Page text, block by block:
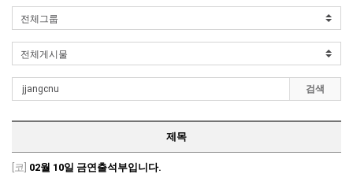
검색
제목
[코] 02월 10일 금연출석부입니다.